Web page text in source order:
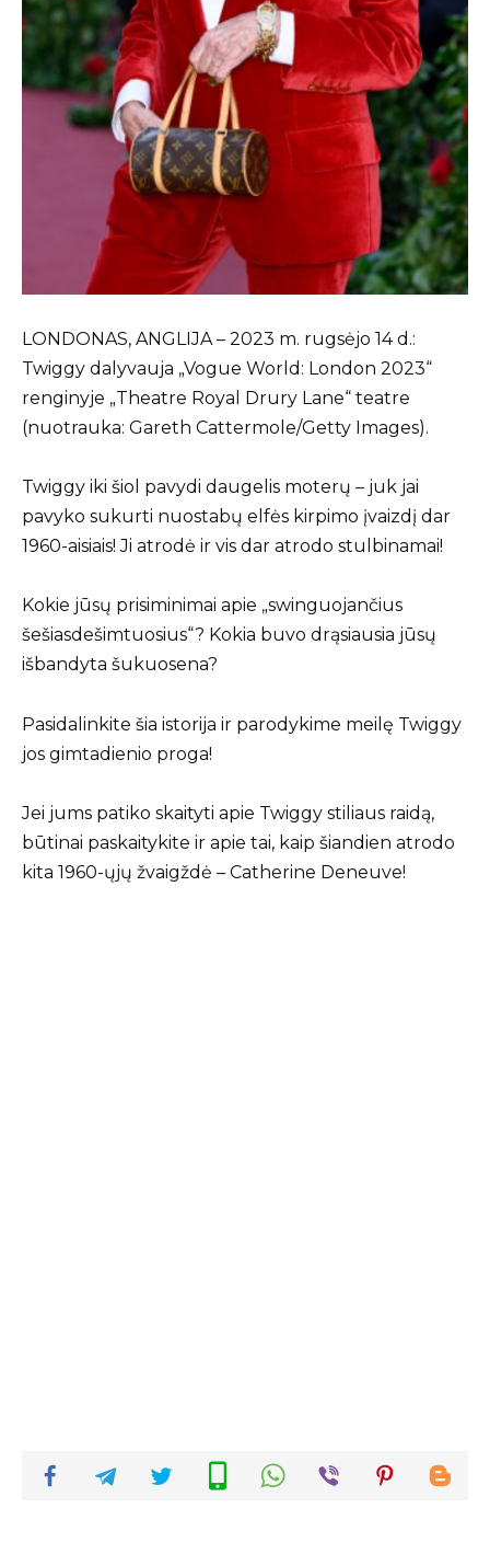
LONDONAS, ANGLIJA – 2023 m. rugsėjo 14 d.:
Twiggy dalyvauja „Vogue World: London 2023“
renginyje „Theatre Royal Drury Lane“ teatre
(nuotrauka: Gareth Cattermole/Getty Images).
Twiggy iki šiol pavydi daugelis moterų – juk jai
pavyko sukurti nuostabų elfės kirpimo įvaizdį dar
1960-aisiais! Ji atrodė ir vis dar atrodo stulbinamai!
Kokie jūsų prisiminimai apie „swinguojančius
šešiasdešimtuosius“? Kokia buvo drąsiausia jūsų
išbandyta šukuosena?
Pasidalinkite šia istorija ir parodykime meilę Twiggy
jos gimtadienio proga!
Jei jums patiko skaityti apie Twiggy stiliaus raidą,
būtinai paskaitykite ir apie tai, kaip šiandien atrodo
kita 1960-ųjų žvaigždė – Catherine Deneuve!